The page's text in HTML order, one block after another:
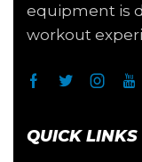
equipment is
workout
QUICK LINKS